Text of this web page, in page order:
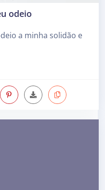
odeio
a minha solidão e